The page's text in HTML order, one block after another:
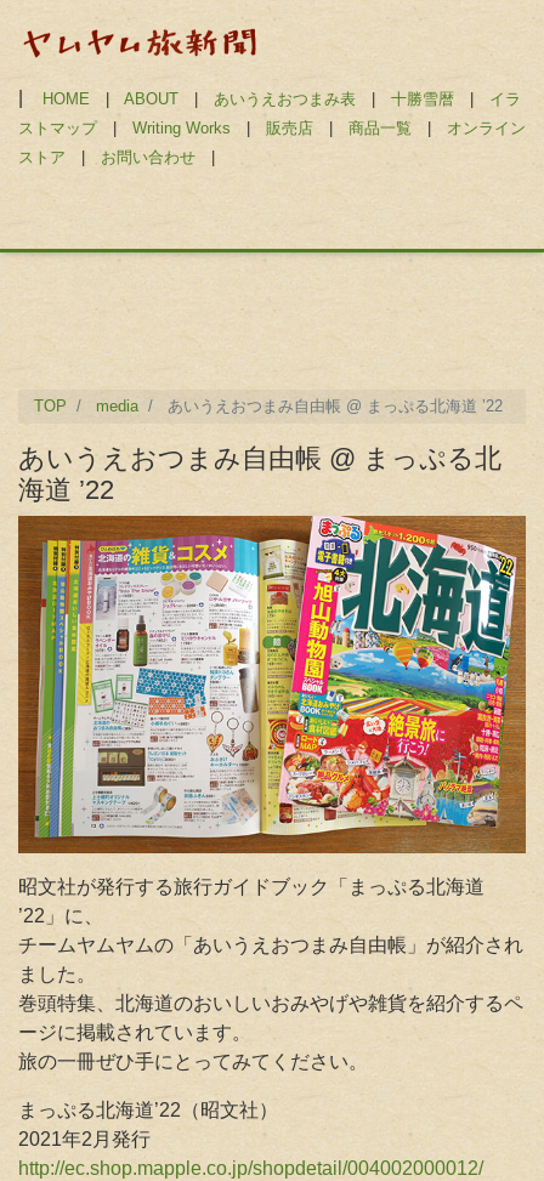
HOME | ABOUT | あいうえおつまみ表 | 十勝雪暦 | イラ
ストマップ| Writing Works | 販売店 | 商品一覧 | オンライン
ストア | お問い合わせ |
TOP media あいうえおつまみ自由帳 @ まっぷる北海道 ’22
あいうえおつまみ自由帳 @ まっぷる北
海道 ’22
昭文社が発行する旅行ガイドブック「まっぷる北海道
’22」に
チームヤムヤムの「あいうえおつまみ自由帳」が紹介され
ました。
巻頭特集、北海道のおいしいおみやげや雑貨を紹介するペ
ージに掲載されています。
旅の一冊ぜひ手にとってみてください。
まっぷる北海道’22（昭文社）
2021年2月発行
http://ec.shop.mapple.co.jp/shopdetail/004002000012/